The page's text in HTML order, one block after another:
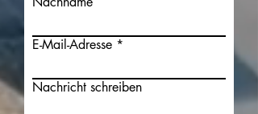
E-Mail-Adresse
Nachricht schreiben